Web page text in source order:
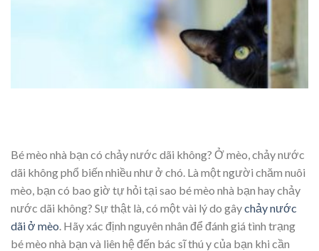
Bé mèo nhà bạn có chảy nước dãi không? Ở mèo, chảy nước
dãi không phổ biến nhiều như ở chó. Là một người chăm nuôi
mèo, bạn có bao giờ tự hỏi tại sao bé mèo nhà bạn hay chảy
nước dãi không? Sự thật là, có một vài lý do gâychảy nước
dãi ở mèo. Hãy xác định nguyên nhân để đánh giá tình trạng
bé mèo nhà bạn và liên hệ đến bác sĩ thú y của bạn khi cần